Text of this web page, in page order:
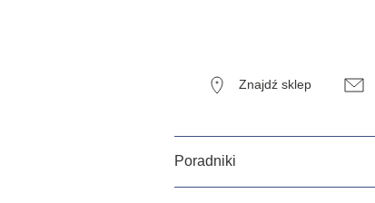
Znajdź sklep
Poradniki